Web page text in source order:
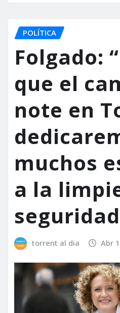
POLÍTICA
Folgado:
que el
note en
muchos
a la
torrent al dia Abr